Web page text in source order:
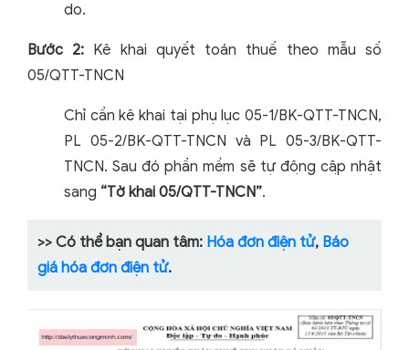
do.
Bước 2: Kê khai quyết toán thuế theo mẫu số
05/QTT-TNCN
Chỉ cần kê khai tại phụ lục 05-1/BK-QTT-TNCN,
PL 05-2/BK-QTT-TNCN và PL 05-3/BK-QTT-
TNCN. Sau đó phần mềm sẽ tự động cập nhật
sang “Tờ khai 05/QTT-TNCN”.
>> Có thể bạn quan tâm: Hóa đơn điện tử, Báo
giá hóa đơn điện tử.